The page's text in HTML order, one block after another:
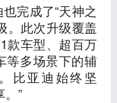
完成了“天神之
。此次升级覆盖
款车型、超百万
等多场景下的辅
比亚迪始终坚
”